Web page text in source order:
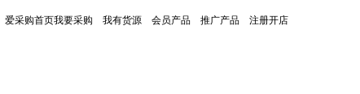
爱采购首页我要采购 我有货源 会员产品 推广产品 注册开店